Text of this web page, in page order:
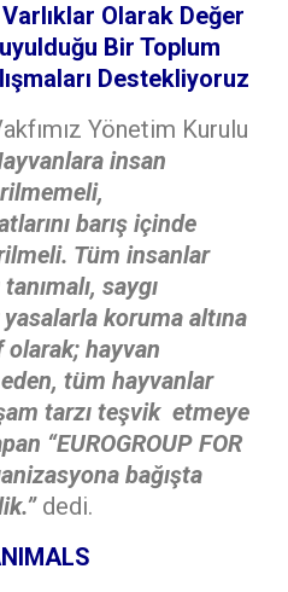
Olarak Değer
Bir Toplum
Destekliyoruz
Yönetim Kurulu
insan
barış içinde
Tüm insanlar
saygı
koruma altına
olarak; hayvan
tüm hayvanlar
tarzı teşvik etmeye
“EUROGROUP FOR
bağışta
dedi.